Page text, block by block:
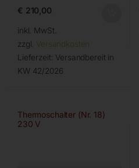
€ 210,00
inkl. MwSt.
zzgl. Versandkosten
Lieferzeit: Versandbereit in
KW 42/2026
Thermoschalter (Nr. 18)
230 V